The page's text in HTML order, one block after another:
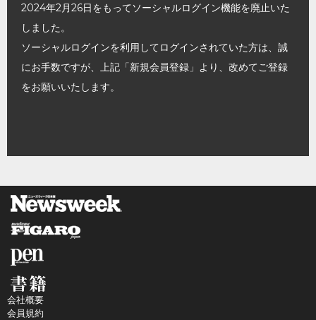
2024年2月26日をもってソーシャルログイン機能を廃止いた
しました。
ソーシャルログインを利用してログインされていた方は、誠
にお手数ですが、上記「新規会員登録」より、改めてご登録
をお願いいたします。
会社概要
会員規約